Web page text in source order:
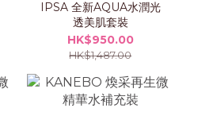
IPSA 全新AQUA水潤光
透美肌套裝
HK$950.00
HK$1,487.00